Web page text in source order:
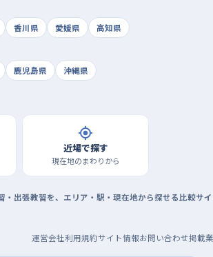
香川県 愛媛県 高知県
鹿児島県 沖縄県
近場で探す
現在地のまわりから
出張教習を、エリア・駅・現在地から探せる比較サ
運営会社利用規約サイト情報お問い合わせ掲載